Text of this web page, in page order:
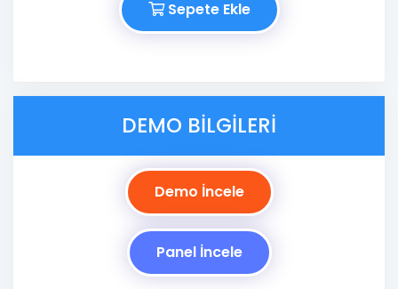
Sepete Ekle
DEMO BILGILERI
Demo İncele
Panel İncele